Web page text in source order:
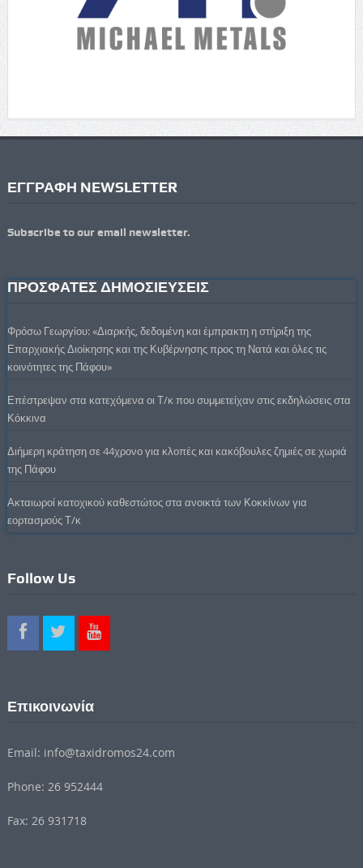
ΕΓΓΡΑΦΗ NEWSLETTER
Subscribe to our email newsletter.
ΠΡΟΣΦΑΤΕΣ ΔΗΜΟΣΙΕΥΣΕΙΣ
Φρόσω Γεωργίου: «Διαρκής, δεδομένη και έμπρακτη η στήριξη της
Επαρχιακής Διοίκησης και της Κυβέρνησης προς τη Νατά και όλες τις
κοινότητες της Πάφου»
Επέστρεψαν στα κατεχόμενα οι Τ/κ που συμμετείχαν στις εκδηλώσεις στα
Κόκκινα
Διήμερη κράτηση σε 44χρονο για κλοπές και κακόβουλες ζημιές σε χωριά
της Πάφου
Ακταιωροί κατοχικού καθεστώτος στα ανοικτά των Κοκκίνων για
εορτασμούς Τ/κ
Follow Us
Επικοινωνία
Email: info@taxidromos24.com
Phone: 26 952444
Fax: 26 931718